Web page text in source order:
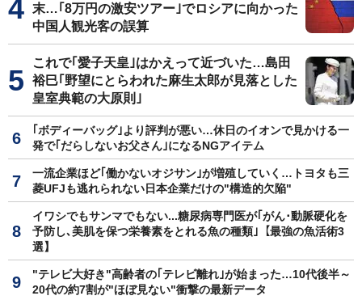
末…｢8万円の激安ツアー｣でロシアに向かった
中国人観光客の誤算
これで｢愛子天皇｣はかえって近づいた…島田
裕巳｢野望にとらわれた麻生太郎が見落とした
皇室典範の大原則｣
｢ボディーバッグ｣より評判が悪い…休日のイオンで見かける一
発で｢だらしないお父さん｣になるNGアイテム
一流企業ほど｢働かないオジサン｣が増殖していく…トヨタも三
菱UFJも逃れられない日本企業だけの"構造的欠陥"
イワシでもサンマでもない...糖尿病専門医が｢がん･動脈硬化を
予防し､美肌を保つ栄養素をとれる魚の種類｣【最強の魚活術3
選】
"テレビ大好き"高齢者の｢テレビ離れ｣が始まった…10代後半～
20代の約7割が"ほぼ見ない"衝撃の最新データ